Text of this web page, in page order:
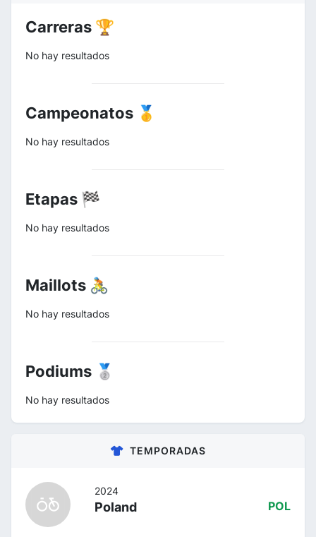
Carreras 🏆
No hay resultados
Campeonatos 🥇
No hay resultados
Etapas 🏁
No hay resultados
Maillots 🚴
No hay resultados
Podiums 🥈
No hay resultados
TEMPORADAS
2024
Poland POL